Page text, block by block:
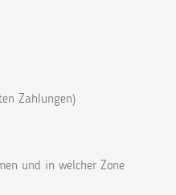
Zahlungen)
und in welcher Zone